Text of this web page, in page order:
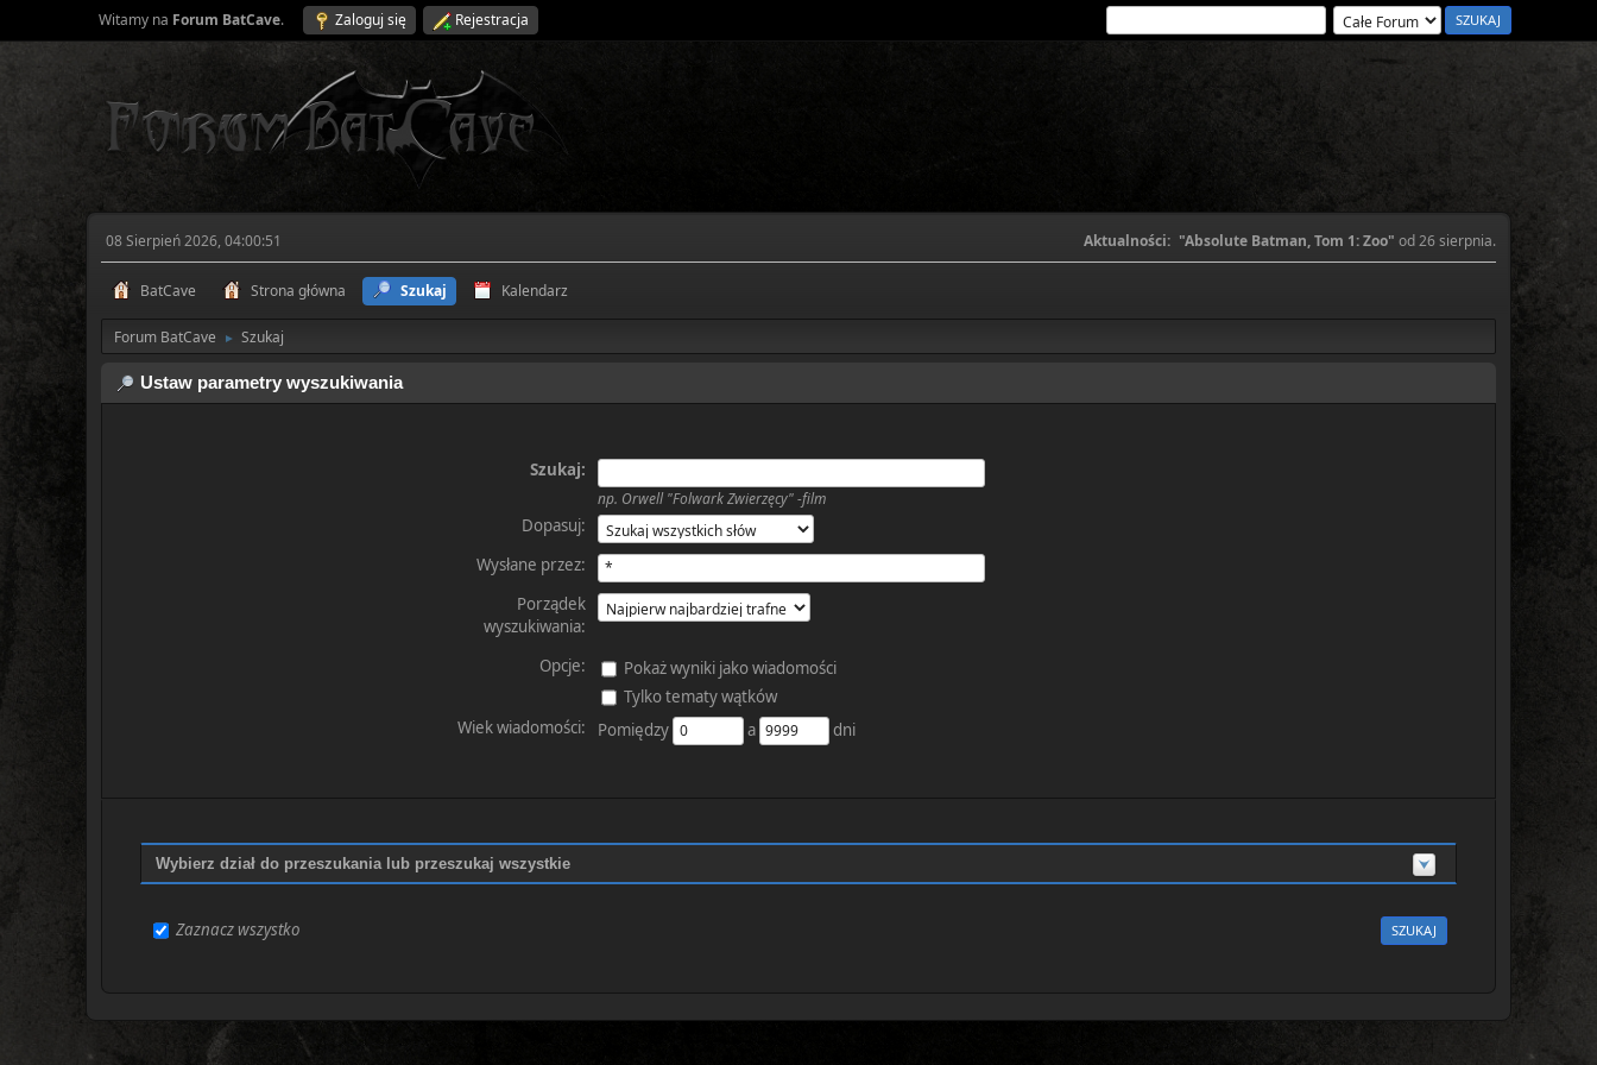
Witamy na Forum BatCave. Zaloguj się Rejestracja
08 Sierpień 2026, 04:00:51 Aktualności: "Absolute Batman, Tom 1: Zoo" od 26 sierpnia.
BatCave Strona główna Szukaj Kalendarz
Forum BatCave ► Szukaj
Ustaw parametry wyszukiwania
Szukaj:
np. Orwell "Folwark Zwierzęcy" -film
Dopasuj:
Wysłane przez:
Porządek
wyszukiwania:
Opcje:
Pokaż wyniki jako wiadomości
Tylko tematy wątków
Wiek wiadomości:
Pomiędzy a dni
Wybierz dział do przeszukania lub przeszukaj wszystkie
Zaznacz wszystko